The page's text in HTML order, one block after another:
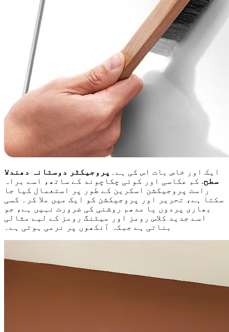
ایک اور خاص بات اس کی ہے۔ پروجیکٹر دوستانہ دھندلا
سطح. کم عکاسی اور کوئی چکاچوند کے ساتھ، اسے براہ
راست پروجیکشن اسکرین کے طور پر استعمال کیا جا
سکتا ہے، تحریر اور پروجیکشن کو ایک میں ملا کر۔ کسی
بھاری پردوں یا مدھم روشنی کی ضرورت نہیں ہے، جو
اسے جدید کلاس رومز اور میٹنگ رومز کے لیے مثالی
بناتی ہے جبکہ آنکھوں پر نرمی ہوتی ہے۔